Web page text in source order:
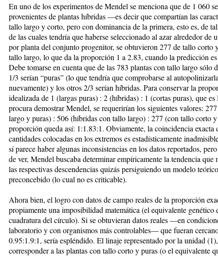
En uno de los experimentos de Mendel se menciona que de 1 060
provenientes de plantas híbridas —es decir que compartían las
tallo largo y corto, pero con dominancia de la primera, esto es, de
de las cuales tendría que haberse seleccionado al azar alrededor de
por planta del conjunto progenitor, se obtuvieron 277 de tallo corto
tallo largo, lo que da la proporción 1 a 2.83, cuando la predicción
Debe tomarse en cuenta que de las 783 plantas con tallo largo sólo
1/3 serían “puras” (lo que tendría que comprobarse al
nuevamente) y los otros 2/3 serían híbridas. Para conservar la
idealizada de 1 (largas puras) : 2 (híbridas) : 1 (cortas puras), que es
procura demostrar Mendel, se requerirían los siguientes valores:
largo y puras) : 506 (híbridas con tallo largo) : 277 (con tallo corto
proporción queda así: 1:1.83:1. Obviamente, la coincidencia exacta
cantidades colocadas en los extremos es estadísticamente
sí parece haber algunas inconsistencias en los datos reportados,
de ver, Mendel buscaba determinar empíricamente la tendencia que
las respectivas descendencias quizás persiguiendo un modelo teórico
preconcebido (lo cual no es criticable).
Ahora bien, el logro con datos de campo reales de la proporción
propiamente una imposibilidad matemática (el equivalente genético
cuadratura del círculo). Si se obtuvieran datos reales —en
laboratorio y con organismos más controlables— que fueran
0.95:1.9:1, sería espléndido. El linaje representado por la unidad
corresponder a las plantas con tallo corto y puras (o el equivalente